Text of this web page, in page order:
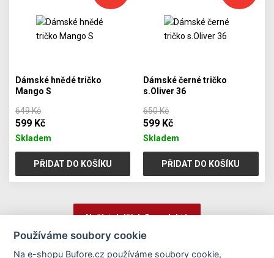
Dámské hnědé tričko
Mango S
649 Kč
599 Kč
Skladem
PŘIDAT DO KOŠÍKU
Dámské černé tričko
s.Oliver 36
650 Kč
599 Kč
Skladem
PŘIDAT DO KOŠÍKU
Načíst dalších 8 produktů
1 2
Používáme soubory cookie
Na e-shopu Bufore.cz používáme soubory cookie,